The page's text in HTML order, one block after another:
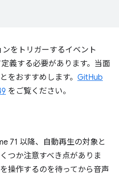
をトリガーするイベント
義する必要があります。当面
をおすすめします。 GitHub
をご覧ください。
71 以降、自動再生の対象と
つか注意すべき点がありま
操作するのを待ってから音声